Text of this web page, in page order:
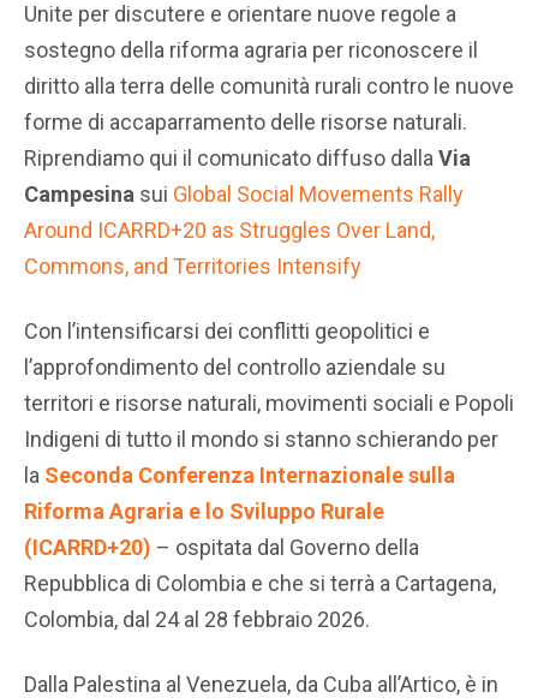
Unite per discutere e orientare nuove regole a
sostegno della riforma agraria per riconoscere il
diritto alla terra delle comunità rurali contro le nuove
forme di accaparramento delle risorse naturali.
Riprendiamo qui il comunicato diffuso dalla Via
Campesina sui Global Social Movements Rally
Around ICARRD+20 as Struggles Over Land,
Commons, and Territories Intensify
Con l’intensificarsi dei conflitti geopolitici e
l’approfondimento del controllo aziendale su
territori e risorse naturali, movimenti sociali e Popoli
Indigeni di tutto il mondo si stanno schierando per
la Seconda Conferenza Internazionale sulla
Riforma Agraria e lo Sviluppo Rurale
(ICARRD+20) – ospitata dal Governo della
Repubblica di Colombia e che si terrà a Cartagena,
Colombia, dal 24 al 28 febbraio 2026.
Dalla Palestina al Venezuela, da Cuba all’Artico, è in